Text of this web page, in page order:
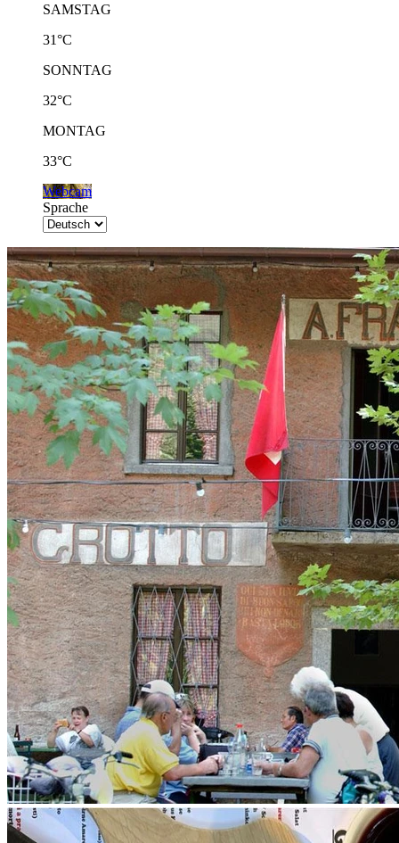
SAMSTAG
31°C
SONNTAG
32°C
MONTAG
33°C
Webcam
Sprache